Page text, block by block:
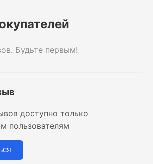
Будьте первым!
доступно только
пользователям